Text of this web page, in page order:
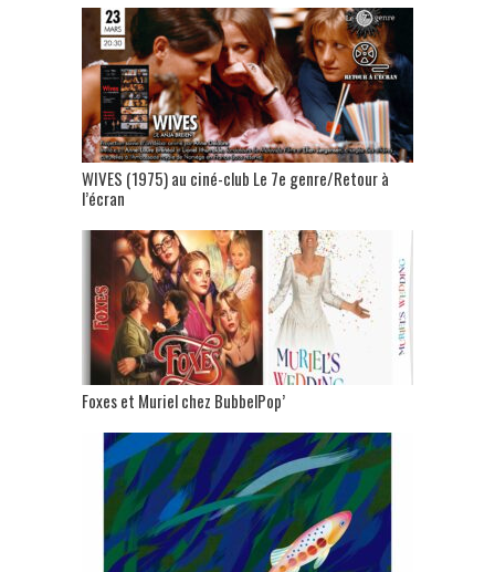
WIVES (1975) au ciné-club Le 7e genre/Retour à
l’écran
Foxes et Muriel chez BubbelPop’